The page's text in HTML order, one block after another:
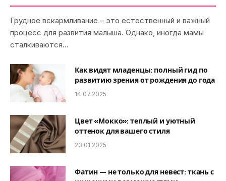
Грудное вскармливание – это естественный и важный
процесс для развития малыша. Однако, иногда мамы
сталкиваются…
Как видят младенцы: полный гид по
развитию зрения от рождения до года
14.07.2025
Цвет «Мокко»: теплый и уютный
оттенок для вашего стиля
23.01.2025
Фатин — не только для невест: ткань с